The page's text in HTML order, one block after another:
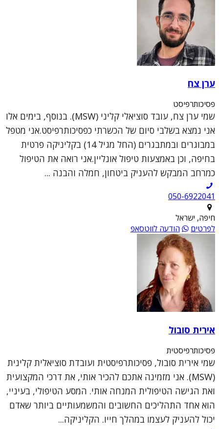
ערן צח
פסיכותרפיסט
שמי ערן צח, עובד סוציאלי קליני (MSW). בנוסף, בימים אלו
אני נמצא בשלבי סיום של הכשרתי כפסיכותרפיסט.אני מטפל
במבוגרים ובמתבגרים (החל מגיל 14) בקליניקה פרטית
בחיפה, וכן באמצעות טיפול אונליין.אני רואה את הטיפול
כמרחב המבקש להעניק ביטחון, חמלה והבנה ...
050-6922041
חיפה, ישראל
לפרטים
הודעה לווטסאפ
אירית סובול
פסיכותרפיסטית
שמי אירית סובול, פסיכותרפיסטית ועובדת סוציאלית קלינית
(MSW). אני מזמינה אתכם להכיר אותי, את דרכי המקצועית
ואת הגישה הטיפולית המנחה אותי. המסע הטיפולי, בעיניי,
הוא אחד התהליכים החשובים והמשמעותיים ביותר שאדם
יכול להעניק לעצמו במהלך חייו. הקליניקה...